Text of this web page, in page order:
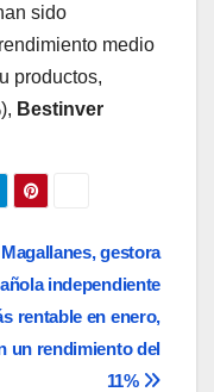
sido
medio
productos,
Bestinver
Magallanes, gestora
independiente
rentable en enero,
un rendimiento del
11%